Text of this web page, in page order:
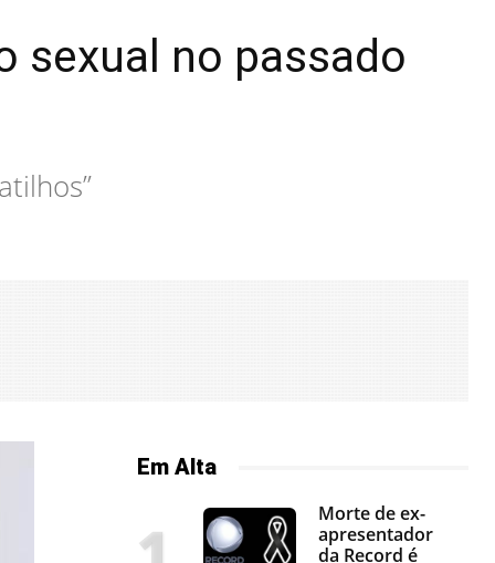
sexual no passado
Em Alta
Morte de ex-
apresentador
da Record é